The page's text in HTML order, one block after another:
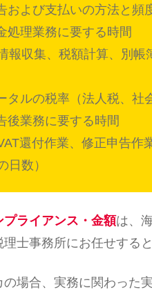
および支払いの方法と頻
処理業務に要する時間
報収集、税額計算、別帳
タルの税率（法人税、社
後業務に要する時間
還付作業、修正申告作
日数）
プライアンス ・金額は、
士事務所にお任せする
場合、実務に関わった